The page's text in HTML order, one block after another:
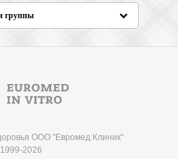
группы
ООО "Евромед Клиник"
1999-2026